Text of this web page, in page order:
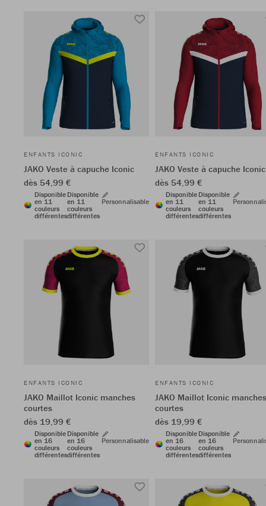
ENFANTS ICONIC
JAKO Veste à capuche Iconic
dès 54,99 €
Disponible
en 11
couleurs
différentes
Disponible
en 11
couleurs
différentes
Personnalisable
ENFANTS ICONIC
JAKO Veste à capuche Iconic
dès 54,99 €
Disponible
en 11
couleurs
différentes
Disponible
en 11
couleurs
différentes
ENFANTS ICONIC
JAKO Maillot Iconic manches
courtes
dès 19,99 €
Disponible
en 16
couleurs
différentes
Disponible
en 16
couleurs
différentes
Personnalisable
ENFANTS ICONIC
JAKO Maillot Iconic manches
courtes
dès 19,99 €
Disponible
en 16
couleurs
différentes
Disponible
en 16
couleurs
différentes